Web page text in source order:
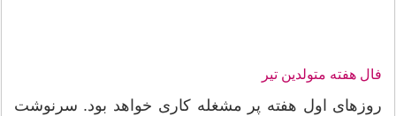
فال هفته متولدین تیر
روزهای اول هفته پر مشغله کاری خواهد بود. سرنوشت